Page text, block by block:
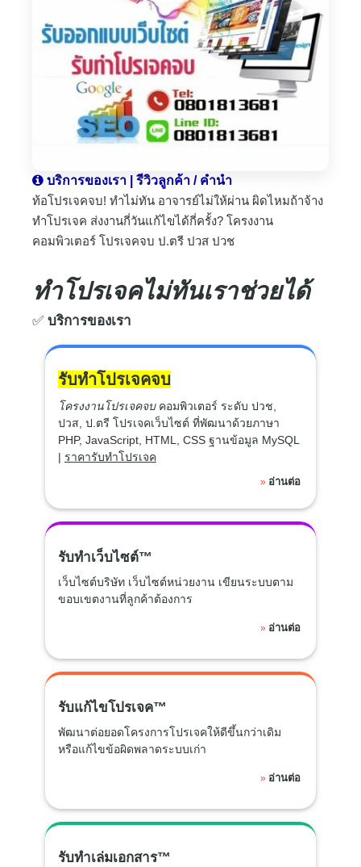
บริการของเรา | รีวิวลูกค้า / คำนำ
ท้อโปรเจคจบ! ทำไม่ทัน อาจารย์ไม่ให้ผ่าน ผิดไหมถ้าจ้าง
ทำโปรเจค ส่งงานกี่วันแก้ไขได้กี่ครั้ง? โครงงาน
คอมพิวเตอร์ โปรเจคจบ ป.ตรี ปวส ปวช
ทำโปรเจคไม่ทันเราช่วยได้
✅ บริการของเรา
รับทำโปรเจคจบ
โครงงานโปรเจคจบ คอมพิวเตอร์ ระดับ ปวช,
ปวส, ป.ตรี โปรเจคเว็บไซต์ ที่พัฒนาด้วยภาษา
PHP, JavaScript, HTML, CSS ฐานข้อมูล MySQL
| ราคารับทำโปรเจค
» อ่านต่อ
รับทำเว็บไซต์™
เว็บไซต์บริษัท เว็บไซต์หน่วยงาน เขียนระบบตาม
ขอบเขตงานที่ลูกค้าต้องการ
» อ่านต่อ
รับแก้ไขโปรเจค™
พัฒนาต่อยอดโครงการโปรเจคให้ดีขึ้นกว่าเดิม
หรือแก้ไขข้อผิดพลาดระบบเก่า
» อ่านต่อ
รับทำเล่มเอกสาร™